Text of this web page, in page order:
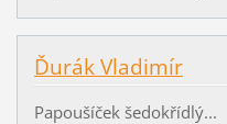
Ďurák Vladimír
Papoušíček šedokřídlý...